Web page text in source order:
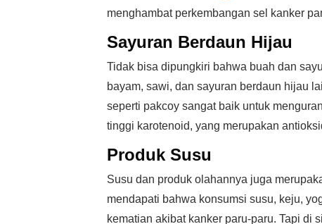
menghambat perkembangan sel kanker
Sayuran Berdaun Hijau
Tidak bisa dipungkiri bahwa buah dan
bayam, sawi, dan sayuran berdaun hijau
seperti pakcoy sangat baik untuk
tinggi karotenoid, yang merupakan
Produk Susu
Susu dan produk olahannya juga
mendapati bahwa konsumsi susu, keju,
kematian akibat kanker paru-paru. Tapi di